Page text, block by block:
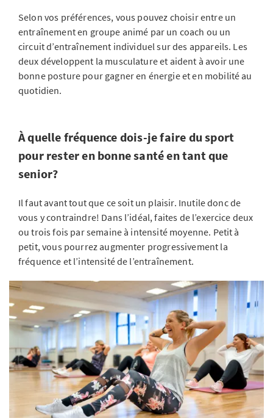
Selon vos préférences, vous pouvez choisir entre un
entraînement en groupe animé par un coach ou un
circuit d’entraînement individuel sur des appareils. Les
deux développent la musculature et aident à avoir une
bonne posture pour gagner en énergie et en mobilité au
quotidien.
À quelle fréquence dois-je faire du sport
pour rester en bonne santé en tant que
senior?
Il faut avant tout que ce soit un plaisir. Inutile donc de
vous y contraindre! Dans l’idéal, faites de l’exercice deux
ou trois fois par semaine à intensité moyenne. Petit à
petit, vous pourrez augmenter progressivement la
fréquence et l’intensité de l’entraînement.